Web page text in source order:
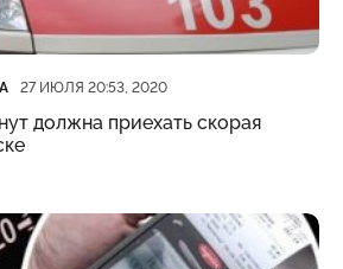
27 ИЮЛЯ 20:53, 2020
должна приехать скорая